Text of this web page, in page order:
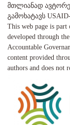
მთლიანად
გამოხატავს
This web page is part
developed through
Accountable
content provided
authors and does